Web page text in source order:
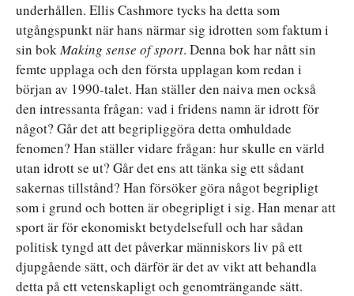
underhållen. Ellis Cashmore tycks ha detta som
utgångspunkt när hans närmar sig idrotten som faktum i
sin bok Making sense of sport. Denna bok har nått sin
femte upplaga och den första upplagan kom redan i
början av 1990-talet. Han ställer den naiva men också
den intressanta frågan: vad i fridens namn är idrott för
något? Går det att begripliggöra detta omhuldade
fenomen? Han ställer vidare frågan: hur skulle en värld
utan idrott se ut? Går det ens att tänka sig ett sådant
sakernas tillstånd? Han försöker göra något begripligt
som i grund och botten är obegripligt i sig. Han menar att
sport är för ekonomiskt betydelsefull och har sådan
politisk tyngd att det påverkar människors liv på ett
djupgående sätt, och därför är det av vikt att behandla
detta på ett vetenskapligt och genomträngande sätt.